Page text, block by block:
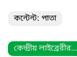
কন্টেন্ট: পাতা
কেন্দ্রীয় লাইব্রেরীর...